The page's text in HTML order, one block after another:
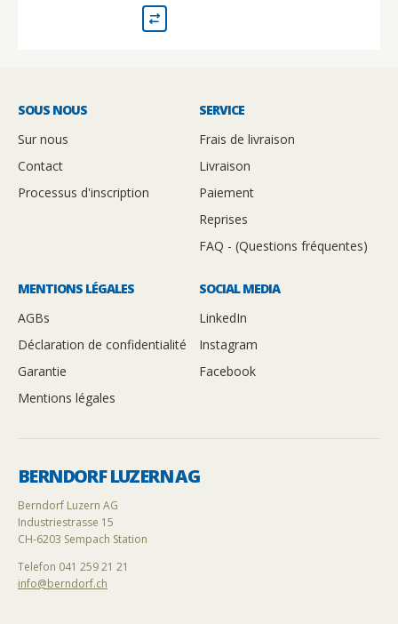
SOUS NOUS
Sur nous
Contact
Processus d'inscription
SERVICE
Frais de livraison
Livraison
Paiement
Reprises
FAQ - (Questions fréquentes)
MENTIONS LÉGALES
AGBs
Déclaration de confidentialité
Garantie
Mentions légales
SOCIAL MEDIA
LinkedIn
Instagram
Facebook
BERNDORF LUZERN AG
Berndorf Luzern AG
Industriestrasse 15
CH-6203 Sempach Station
Telefon 041 259 21 21
info@berndorf.ch